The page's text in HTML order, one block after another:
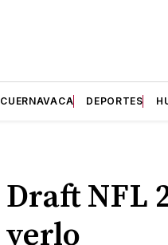
CUERNAVACA DEPORTES
Draft NFL
verlo